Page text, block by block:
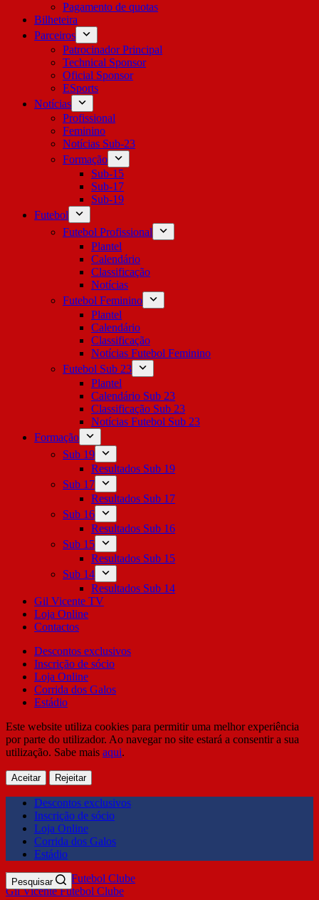
Pagamento de quotas
Bilheteira
Parceiros
Patrocinador Principal
Technical Sponsor
Oficial Sponsor
ESports
Notícias
Profissional
Feminino
Notícias Sub-23
Formação
Sub-15
Sub-17
Sub-19
Futebol
Futebol Profissional
Plantel
Calendário
Classificação
Notícias
Futebol Feminino
Plantel
Calendário
Classificação
Notícias Futebol Feminino
Futebol Sub 23
Plantel
Calendário Sub 23
Classificação Sub 23
Notícias Futebol Sub 23
Formação
Sub 19
Resultados Sub 19
Sub 17
Resultados Sub 17
Sub 16
Resultados Sub 16
Sub 15
Resultados Sub 15
Sub 14
Resultados Sub 14
Gil Vicente TV
Loja Online
Contactos
Descontos exclusivos
Inscrição de sócio
Loja Online
Corrida dos Galos
Estádio
Este website utiliza cookies para permitir uma melhor experiência
por parte do utilizador. Ao navegar no site estará a consentir a sua
utilização. Sabe mais aqui.
Aceitar Rejeitar
Descontos exclusivos
Inscrição de sócio
Loja Online
Corrida dos Galos
Estádio
Gil Vicente Futebol Clube
Pesquisar